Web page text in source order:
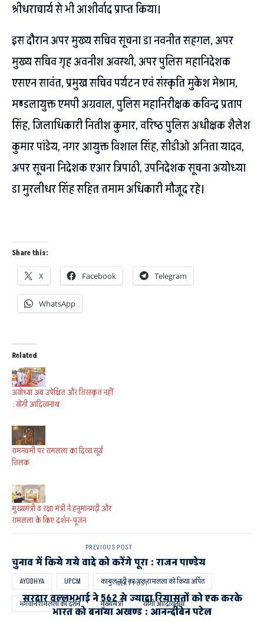
श्रीधराचार्य से भी आशीर्वाद प्राप्त किया।
इस दौरान अपर मुख्य सचिव सूचना डा नवनीत सहगल, अपर
मुख्य सचिव गृह अवनीश अवस्थी, अपर पुलिस महानिदेशक
एसएन सावंत, प्रमुख सचिव पर्यटन एवं संस्कृति मुकेश मेश्राम,
मण्डलायुक्त एमपी अग्रवाल, पुलिस महानिरीक्षक कविन्द्र प्रताप
सिंह, जिलाधिकारी नितीश कुमार, वरिष्ठ पुलिस अधीक्षक शैलेश
कुमार पांडेय, नगर आयुक्त विशाल सिंह, सीडीओ अनिता यादव,
अपर सूचना निदेशक एआर त्रिपाठी, उपनिदेशक सूचना अयोध्या
डा मुरलीधर सिंह सहित तमाम अधिकारी मौजूद रहे।
Share this:
X Facebook Telegram
WhatsApp
Related
अयोध्या अब उपेक्षित और तिरस्कृत नहीं
: योगी आदित्यनाथ
रामनवमी पर रामलला का दिव्य सूर्य
तिलक
मुख्यमंत्री व रक्षा मंत्री ने हनुमानगढ़ी और
रामलला के किए दर्शन-पूजन
AYODHYA UPCM काबुल नदी का जल रामलला को किया अर्पित
भगवान रामलला का दर्शन मुख्यमंत्री योगी आदित्यनाथ
PREVIOUS POST
चुनाव में किये गये वादे को करेंगे पूरा : राजन पाण्डेय
NEXT POST
सरदार वल्लभभाई ने 562 से ज्यादा रियासतों को एक करके
भारत को बनाया अखण्ड : आनन्दीबेन पटेल